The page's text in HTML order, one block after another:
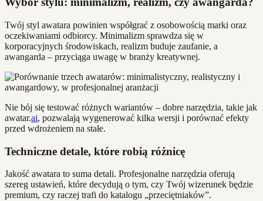
Twój styl awatara powinien współgrać z osobowością marki oraz
oczekiwaniami odbiorcy. Minimalizm sprawdza się w
korporacyjnych środowiskach, realizm buduje zaufanie, a
awangarda – przyciąga uwagę w branży kreatywnej.
Nie bój się testować różnych wariantów – dobre narzędzia, takie jak
awatar.ai, pozwalają wygenerować kilka wersji i porównać efekty
przed wdrożeniem na stałe.
Techniczne detale, które robią różnicę
Jakość awatara to suma detali. Profesjonalne narzędzia oferują
szereg ustawień, które decydują o tym, czy Twój wizerunek będzie
premium, czy raczej trafi do katalogu „przeciętniaków”.